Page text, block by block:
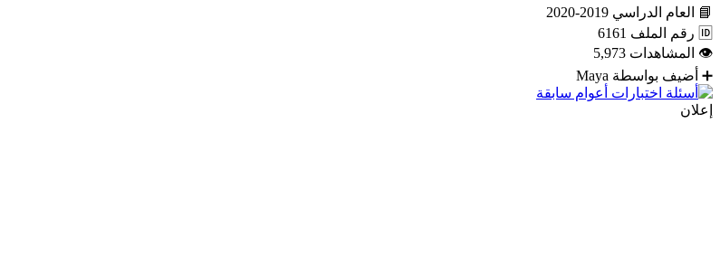
📘 العام الدراسي 2019-2020
🆔 رقم الملف 6161
👁 المشاهدات 5,973
➕ أضيف بواسطة Maya
إعلان